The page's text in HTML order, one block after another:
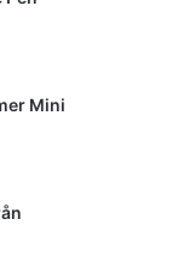
Mini